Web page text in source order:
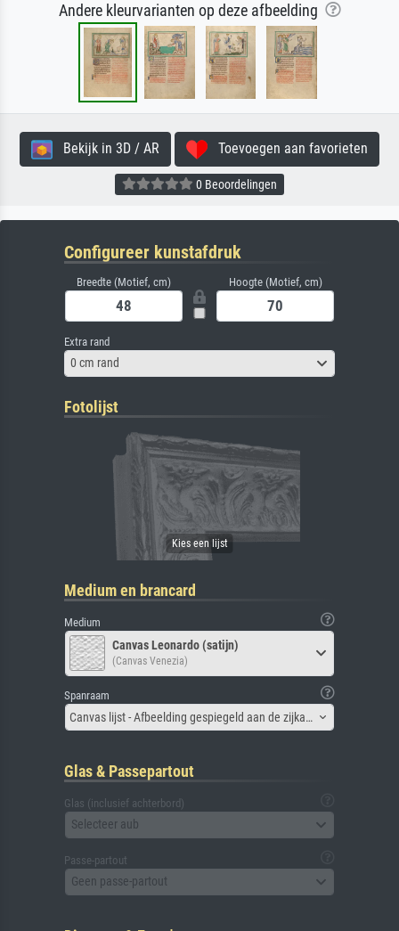
Andere kleurvarianten op deze afbeelding
Bekijk in 3D / AR Toevoegen aan favorieten
0 Beoordelingen
Configureer kunstafdruk
Breedte (Motief, cm) Hoogte (Motief, cm)
Extra rand
0 cm rand
Fotolijst
Medium en brancard
Medium
Canvas Leonardo (satijn)
(Canvas Venezia)
Spanraam
Canvas lijst - Afbeelding gespiegeld aan de zijkant
Glas & Passepartout
Glas (inclusief achterbord)
Selecteer aub
Passe-partout
Geen passe-partout